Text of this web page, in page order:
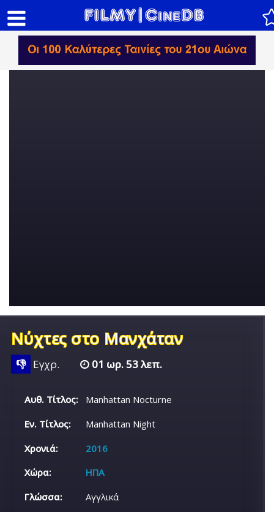
Νύχτες στο Μανχάταν
👎 Εγχρ. 01 ωρ. 53 λεπ.
Αυθ. Τίτλος:
Manhattan Nocturne
Εν. Τίτλος:
Manhattan Night
Χρονιά:
2016
Χώρα:
ΗΠΑ
Γλώσσα:
Αγγλικά